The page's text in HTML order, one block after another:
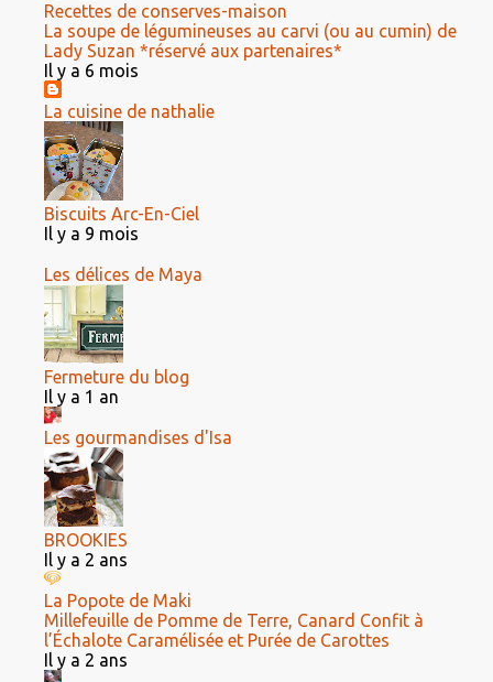
Recettes de conserves-maison
La soupe de légumineuses au carvi (ou au cumin) de
Lady Suzan *réservé aux partenaires*
Il y a 6 mois
La cuisine de nathalie
Biscuits Arc-En-Ciel
Il y a 9 mois
Les délices de Maya
Fermeture du blog
Il y a 1 an
Les gourmandises d'Isa
BROOKIES
Il y a 2 ans
La Popote de Maki
Millefeuille de Pomme de Terre, Canard Confit à
l’Échalote Caramélisée et Purée de Carottes
Il y a 2 ans